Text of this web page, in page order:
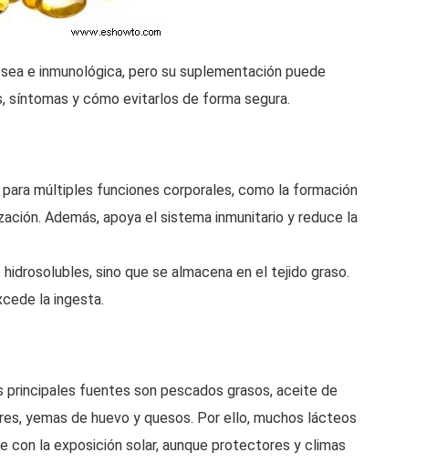
e inmunológica, pero su suplementación puede
síntomas y cómo evitarlos de forma segura.
múltiples funciones corporales, como la formación
Además, apoya el sistema inmunitario y reduce la
sino que se almacena en el tejido graso.
la ingesta.
principales fuentes son pescados grasos, aceite de
yemas de huevo y quesos. Por ello, muchos lácteos
la exposición solar, aunque protectores y climas